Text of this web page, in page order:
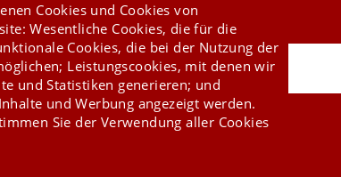
Hirschberger Str. 18 27383 Scheeßel
+49 4263 9390 0
Cookies und Cookies von
Wesentliche Cookies, die für die
Cookies, die bei der Nutzung der
Leistungscookies, mit denen wir
und Statistiken generieren; und
und Werbung angezeigt werden.
Sie der Verwendung aller Cookies